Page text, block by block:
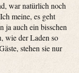
war natürlich noch
meine, es geht
ja auch ein bisschen
wie der Laden so
stehen sie nur